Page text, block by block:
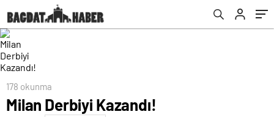
178 okunma
Milan Derbiyi Kazandı!